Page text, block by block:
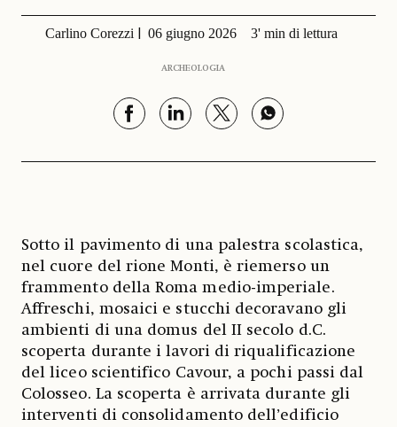
Carlino Corezzi 06 giugno 2026 3' min di lettura
ARCHEOLOGIA
Sotto il pavimento di una palestra scolastica,
nel cuore del rione Monti, è riemerso un
frammento della Roma medio-imperiale.
Affreschi, mosaici e stucchi decoravano gli
ambienti di una domus del II secolo d.C.
scoperta durante i lavori di riqualificazione
del liceo scientifico Cavour, a pochi passi dal
Colosseo. La scoperta è arrivata durante gli
interventi di consolidamento dell’edificio